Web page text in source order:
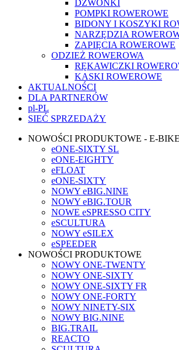
DZWONKI
POMPKI ROWEROWE
BIDONY I KOSZYKI
NARZĘDZIA
ZAPIĘCIA ROWEROWE
ODZIEŻ ROWEROWA
RĘKAWICZKI
KASKI ROWEROWE
AKTUALNOŚCI
DLA PARTNERÓW
pl-PL
SIEĆ SPRZEDAŻY
NOWOŚCI PRODUKTOWE - E-BIKE
eONE-SIXTY SL
eONE-EIGHTY
eFLOAT
eONE-SIXTY
NOWY eBIG.NINE
NOWY eBIG.TOUR
NOWE eSPRESSO CITY
eSCULTURA
NOWY eSILEX
eSPEEDER
NOWOŚCI PRODUKTOWE
NOWY ONE-TWENTY
NOWY ONE-SIXTY
NOWY ONE-SIXTY FR
NOWY ONE-FORTY
NOWY NINETY-SIX
NOWY BIG.NINE
BIG.TRAIL
REACTO